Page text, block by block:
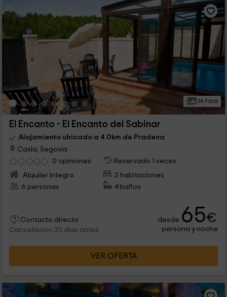
36 Fotos
El Encanto - El Encanto del Sabinar
Alojamiento ubicado a 4.0km de Pradena
Casla, Segovia
0 opiniones
Reservado 1 veces
Alquiler íntegro
2 habitaciones
6 personas
4 baños
Contacto directo
Cancelación 30 días antes
desde 65€
persona y noche
VER OFERTA